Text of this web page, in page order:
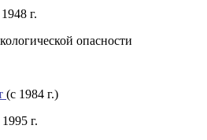
г.
опасности
(с 1984 г.)
1995 г.